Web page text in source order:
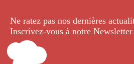
Ne ratez pas nos dernières
Inscrivez-vous à notre Newsletter.